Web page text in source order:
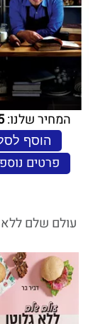
המחיר שלנו:
הוסף
פרטים
עולם שלם ללא